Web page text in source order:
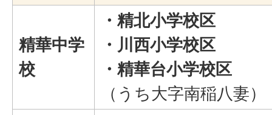
精華中学
校
・精北小学校区
・川西小学校区
・精華台小学校区
（うち大字南稲八妻）